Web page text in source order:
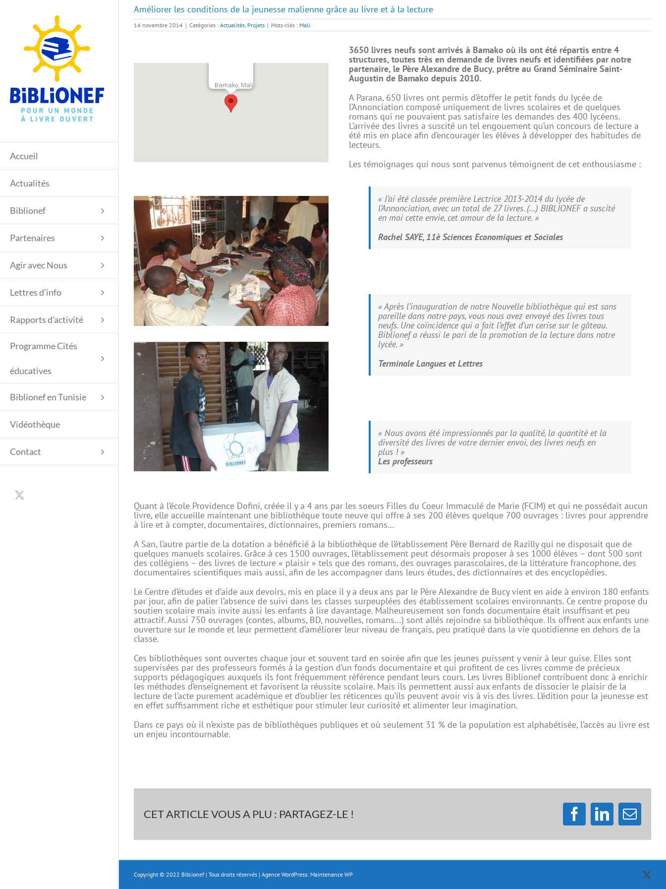
Accueil
Actualités
Biblionef
Partenaires
Agir avec Nous
Lettres d’info
Rapports d’activité
Programme Cités
éducatives
Biblionef en Tunisie
Vidéothèque
Contact
X
Améliorer les conditions de la jeunesse malienne grâce au livre et à la lecture
14 novembre 2014 | Catégories : Actualités, Projets | Mots-clés : Mali
Bamako, Mali
3650 livres neufs sont arrivés à Bamako où ils ont été répartis entre 4
structures, toutes très en demande de livres neufs et identifiées par notre
partenaire, le Père Alexandre de Bucy, prêtre au Grand Séminaire Saint-
Augustin de Bamako depuis 2010.
A Parana, 650 livres ont permis d’étoffer le petit fonds du lycée de
l’Annonciation composé uniquement de livres scolaires et de quelques
romans qui ne pouvaient pas satisfaire les demandes des 400 lycéens.
L’arrivée des livres a suscité un tel engouement qu’un concours de lecture a
été mis en place afin d’encourager les élèves à développer des habitudes de
lecteurs.
Les témoignages qui nous sont parvenus témoignent de cet enthousiasme :
« J’ai été classée première Lectrice 2013-2014 du lycée de
l’Annonciation, avec un total de 27 livres. (…) BIBLIONEF a suscité
en moi cette envie, cet amour de la lecture. »
Rachel SAYE, 11è Sciences Economiques et Sociales
« Après l’inauguration de notre Nouvelle bibliothèque qui est sans
pareille dans notre pays, vous nous avez envoyé des livres tous
neufs. Une coïncidence qui a fait l’effet d’un cerise sur le gâteau.
Biblionef a réussi le pari de la promotion de la lecture dans notre
lycée. »
Terminale Langues et Lettres
« Nous avons été impressionnés par la qualité, la quantité et la
diversité des livres de votre dernier envoi, des livres neufs en
plus ! »
Les professeurs
Quant à l’école Providence Dofini, créée il y a 4 ans par les soeurs Filles du Coeur Immaculé de Marie (FCIM) et qui ne possédait aucun
livre, elle accueille maintenant une bibliothèque toute neuve qui offre à ses 200 élèves quelque 700 ouvrages : livres pour apprendre
à lire et à compter, documentaires, dictionnaires, premiers romans…
A San, l’autre partie de la dotation a bénéficié à la bibliothèque de l’établissement Père Bernard de Razilly qui ne disposait que de
quelques manuels scolaires. Grâce à ces 1500 ouvrages, l’établissement peut désormais proposer à ses 1000 élèves – dont 500 sont
des collégiens – des livres de lecture « plaisir » tels que des romans, des ouvrages parascolaires, de la littérature francophone, des
documentaires scientifiques mais aussi, afin de les accompagner dans leurs études, des dictionnaires et des encyclopédies.
Le Centre d’études et d’aide aux devoirs, mis en place il y a deux ans par le Père Alexandre de Bucy vient en aide à environ 180 enfants
par jour, afin de palier l’absence de suivi dans les classes surpeuplées des établissement scolaires environnants. Ce centre propose du
soutien scolaire mais invite aussi les enfants à lire davantage. Malheureusement son fonds documentaire était insuffisant et peu
attractif. Aussi 750 ouvrages (contes, albums, BD, nouvelles, romans…) sont allés rejoindre sa bibliothèque. Ils offrent aux enfants une
ouverture sur le monde et leur permettent d’améliorer leur niveau de français, peu pratiqué dans la vie quotidienne en dehors de la
classe.
Ces bibliothèques sont ouvertes chaque jour et souvent tard en soirée afin que les jeunes puissent y venir à leur guise. Elles sont
supervisées par des professeurs formés à la gestion d’un fonds documentaire et qui profitent de ces livres comme de précieux
supports pédagogiques auxquels ils font fréquemment référence pendant leurs cours. Les livres Biblionef contribuent donc à enrichir
les méthodes d’enseignement et favorisent la réussite scolaire. Mais ils permettent aussi aux enfants de dissocier le plaisir de la
lecture de l’acte purement académique et d’oublier les réticences qu’ils peuvent avoir vis à vis des livres. L’édition pour la jeunesse est
en effet suffisamment riche et esthétique pour stimuler leur curiosité et alimenter leur imagination.
Dans ce pays où il n’existe pas de bibliothèques publiques et où seulement 31 % de la population est alphabétisée, l’accès au livre est
un enjeu incontournable.
CET ARTICLE VOUS A PLU : PARTAGEZ-LE ! Facebook
LinkedIn
Email
Copyright © 2022 Biblionef | Tous droits réservés | Agence WordPress: Maintenance WP